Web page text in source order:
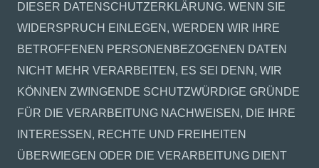
DIESER DATENSCHUTZERKLÄRUNG. WENN SIE
WIDERSPRUCH EINLEGEN, WERDEN WIR IHRE
BETROFFENEN PERSONENBEZOGENEN DATEN
NICHT MEHR VERARBEITEN, ES SEI DENN, WIR
KÖNNEN ZWINGENDE SCHUTZWÜRDIGE GRÜNDE
FÜR DIE VERARBEITUNG NACHWEISEN, DIE IHRE
INTERESSEN, RECHTE UND FREIHEITEN
ÜBERWIEGEN ODER DIE VERARBEITUNG DIENT